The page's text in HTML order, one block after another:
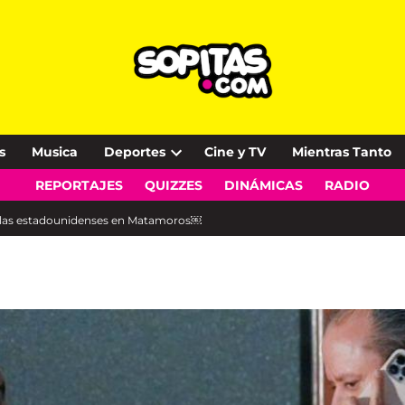
Musica Deportes
Open
dropdown
Cine y TV Mientras Tanto
REPORTAJES QUIZZES DINÁMICAS RADIO
estadounidenses en Matamoros￼